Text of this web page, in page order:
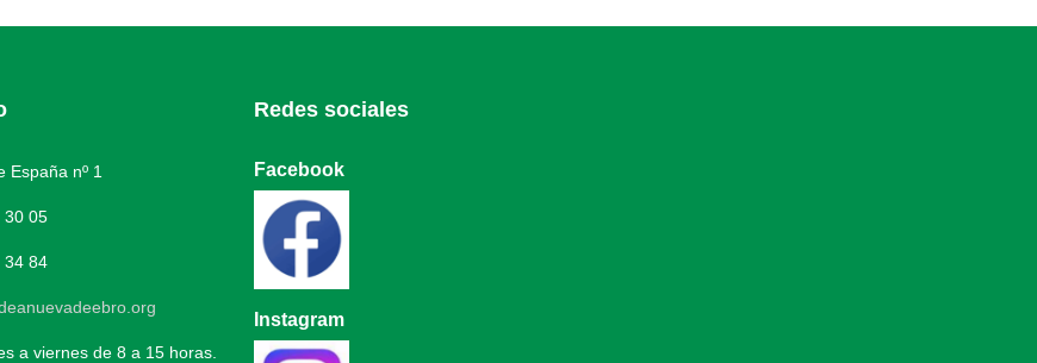
España nº 1
30 05
34 84
a viernes de 8 a 15 horas.
Redes sociales
Facebook
Instagram